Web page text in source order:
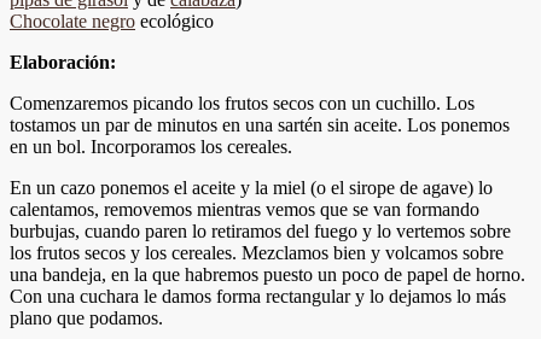
Chocolate negro ecológico
Elaboración:
Comenzaremos picando los frutos secos con un cuchillo. Los
tostamos un par de minutos en una sartén sin aceite. Los ponemos
en un bol. Incorporamos los cereales.
En un cazo ponemos el aceite y la miel (o el sirope de agave) lo
calentamos, removemos mientras vemos que se van formando
burbujas, cuando paren lo retiramos del fuego y lo vertemos sobre
los frutos secos y los cereales. Mezclamos bien y volcamos sobre
una bandeja, en la que habremos puesto un poco de papel de horno.
Con una cuchara le damos forma rectangular y lo dejamos lo más
plano que podamos.